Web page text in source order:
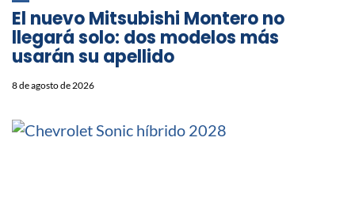
⁠El nuevo Mitsubishi Montero no
llegará solo: dos modelos más
usarán su apellido
8 de agosto de 2026